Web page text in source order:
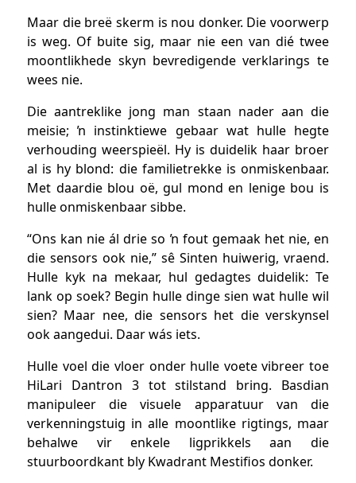
Maar die breë skerm is nou donker. Die voorwerp
is weg. Of buite sig, maar nie een van dié twee
moontlikhede skyn bevredigende verklarings te
wees nie.
Die aantreklike jong man staan nader aan die
meisie; ŉ instinktiewe gebaar wat hulle hegte
verhouding weerspieël. Hy is duidelik haar broer
al is hy blond: die familietrekke is onmiskenbaar.
Met daardie blou oë, gul mond en lenige bou is
hulle onmiskenbaar sibbe.
“Ons kan nie ál drie so ŉ fout gemaak het nie, en
die sensors ook nie,” sê Sinten huiwerig, vraend.
Hulle kyk na mekaar, hul gedagtes duidelik: Te
lank op soek? Begin hulle dinge sien wat hulle wil
sien? Maar nee, die sensors het die verskynsel
ook aangedui. Daar wás iets.
Hulle voel die vloer onder hulle voete vibreer toe
HiLari Dantron 3 tot stilstand bring. Basdian
manipuleer die visuele apparatuur van die
verkenningstuig in alle moontlike rigtings, maar
behalwe vir enkele ligprikkels aan die
stuurboordkant bly Kwadrant Mestifios donker.